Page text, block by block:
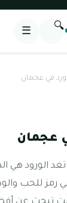
🔍
☰
في عجمان
عجمان
هي
رمز للحب